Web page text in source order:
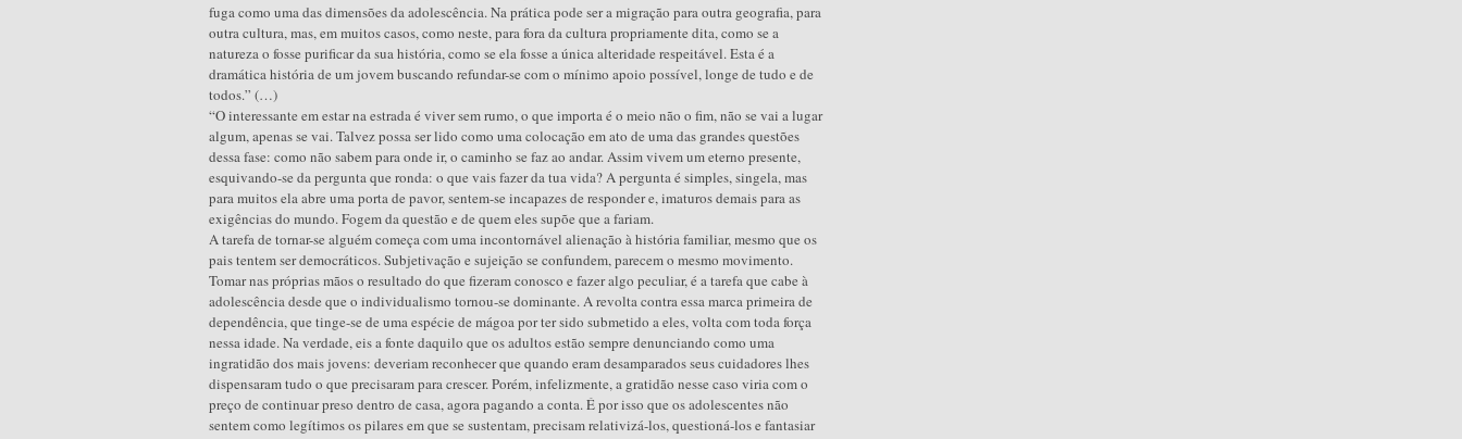
fuga como uma das dimensões da adolescência. Na prática pode ser a migração para outra geografia, para
outra cultura, mas, em muitos casos, como neste, para fora da cultura propriamente dita, como se a
natureza o fosse purificar da sua história, como se ela fosse a única alteridade respeitável. Esta é a
dramática história de um jovem buscando refundar-se com o mínimo apoio possível, longe de tudo e de
todos.” (…)
“O interessante em estar na estrada é viver sem rumo, o que importa é o meio não o fim, não se vai a lugar
algum, apenas se vai. Talvez possa ser lido como uma colocação em ato de uma das grandes questões
dessa fase: como não sabem para onde ir, o caminho se faz ao andar. Assim vivem um eterno presente,
esquivando-se da pergunta que ronda: o que vais fazer da tua vida? A pergunta é simples, singela, mas
para muitos ela abre uma porta de pavor, sentem-se incapazes de responder e, imaturos demais para as
exigências do mundo. Fogem da questão e de quem eles supõe que a fariam.
A tarefa de tornar-se alguém começa com uma incontornável alienação à história familiar, mesmo que os
pais tentem ser democráticos. Subjetivação e sujeição se confundem, parecem o mesmo movimento.
Tomar nas próprias mãos o resultado do que fizeram conosco e fazer algo peculiar, é a tarefa que cabe à
adolescência desde que o individualismo tornou-se dominante. A revolta contra essa marca primeira de
dependência, que tinge-se de uma espécie de mágoa por ter sido submetido a eles, volta com toda força
nessa idade. Na verdade, eis a fonte daquilo que os adultos estão sempre denunciando como uma
ingratidão dos mais jovens: deveriam reconhecer que quando eram desamparados seus cuidadores lhes
dispensaram tudo o que precisaram para crescer. Porém, infelizmente, a gratidão nesse caso viria com o
preço de continuar preso dentro de casa, agora pagando a conta. É por isso que os adolescentes não
sentem como legítimos os pilares em que se sustentam, precisam relativizá-los, questioná-los e fantasiar